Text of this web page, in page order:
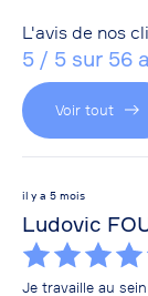
L'avis de nos
5 / 5 sur 56
Voir tout
il y a 5 mois
Ludovic
Je travaille au